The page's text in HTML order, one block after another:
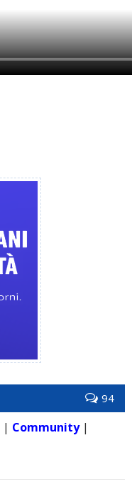
94
| Community|